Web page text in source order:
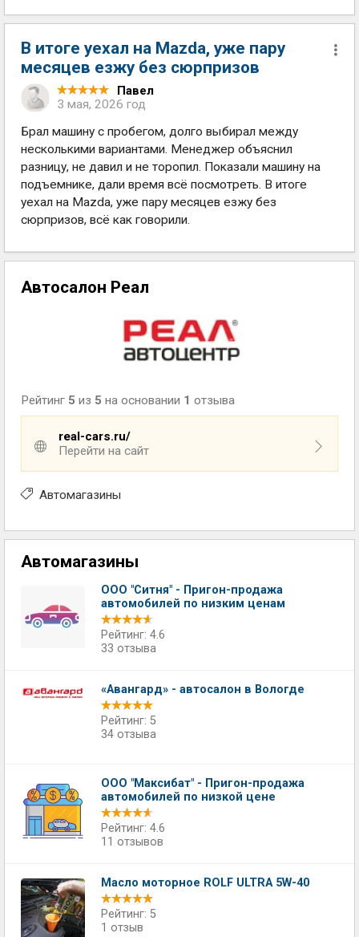
В итоге уехал на Mazda, уже пару
месяцев езжу без сюрпризов
Павел
3 мая, 2026 год
Брал машину с пробегом, долго выбирал между
несколькими вариантами. Менеджер объяснил
разницу, не давил и не торопил. Показали машину на
подъемнике, дали время всё посмотреть. В итоге
уехал на Mazda, уже пару месяцев езжу без
сюрпризов, всё как говорили.
Автосалон Реал
Рейтинг 5 из 5 на основании 1 отзыва
real-cars.ru/
Перейти на сайт
Автомагазины
Автомагазины
ООО "Ситня" - Пригон-продажа
автомобилей по низким ценам
Рейтинг: 4.6
33 отзыва
«Авангард» - автосалон в Вологде
Рейтинг: 5
34 отзыва
ООО "Максибат" - Пригон-продажа
автомобилей по низкой цене
Рейтинг: 4.6
11 отзывов
Масло моторное ROLF ULTRA 5W-40
Рейтинг: 5
1 отзыв